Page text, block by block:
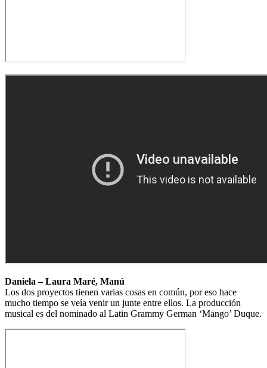
Daniela – Laura Maré, Manú
Los dos proyectos tienen varias cosas en común, por eso hace
mucho tiempo se veía venir un junte entre ellos. La producción
musical es del nominado al Latin Grammy German ‘Mango’ Duque.